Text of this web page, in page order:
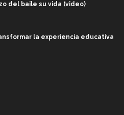
del baile su vida (video)
la experiencia educativa